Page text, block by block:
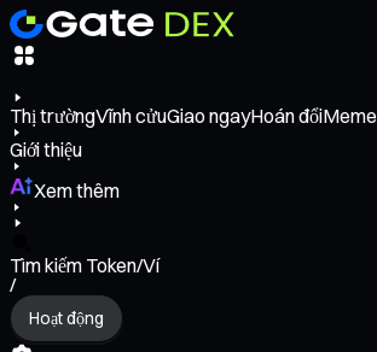
Thị trườngVĩnh cửuGiao ngayHoán đổiMeme
Giới thiệu
Xem thêm
Tìm kiếm Token/Ví
/
Hoạt động